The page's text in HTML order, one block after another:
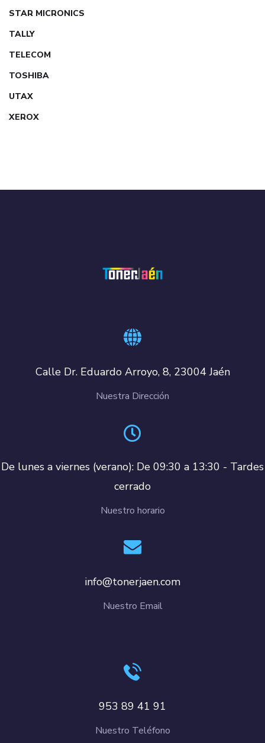
STAR MICRONICS
TALLY
TELECOM
TOSHIBA
UTAX
XEROX
Calle Dr. Eduardo Arroyo, 8, 23004 Jaén
Nuestra Dirección
De lunes a viernes (verano): De 09:30 a 13:30 - Tardes
cerrado
Nuestro horario
info@tonerjaen.com
Nuestro Email
953 89 41 91
Nuestro Teléfono